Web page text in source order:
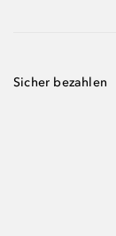
Sicher bezahlen